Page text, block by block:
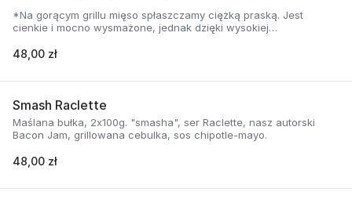
*Na gorącym grillu mięso spłaszczamy ciężką praską. Jest
cienkie i mocno wysmażone, jednak dzięki wysokiej
delikatną soczystość.
48,00 zł
Smash Raclette
Maślana bułka, 2x100g. "smasha", ser Raclette, nasz autorski
Bacon Jam, grillowana cebulka, sos chipotle-mayo.
48,00 zł